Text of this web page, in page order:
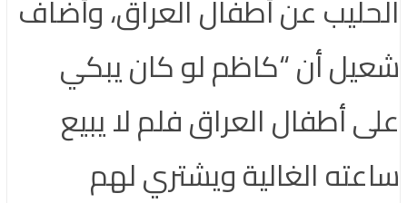
الحليب عن أطفال العراق، وأضاف
شعيل أن “كاظم لو كان يبكي
على أطفال العراق فلم لا يبيع
ساعته الغالية ويشتري لهم